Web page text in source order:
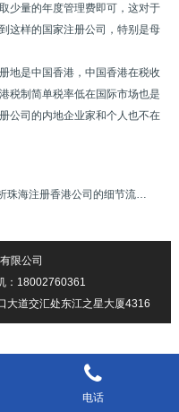
少量的年度管理费即可，这对于
这样的国家注册公司，特别是母
是中国香港，中国香港在税收
税制简单税率低在国际市场也是
公司的内地企业家和个人也不在
分析珠海注册香港公司的细节流程
限公司
：18002760361
大道交汇处东江之星大厦4316
电话